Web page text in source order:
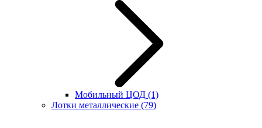
Мобильный ЦОД (1)
Лотки металлические (79)